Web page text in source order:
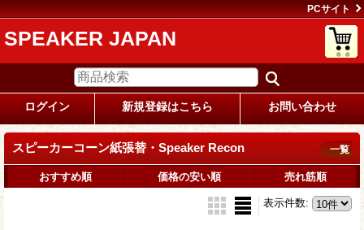
PCサイト
SPEAKER JAPAN
ログイン 新規登録はこちら お問い合わせ
スピーカーコーン紙張替・Speaker Recon 一覧
おすすめ順 価格の安い順 売れ筋順
表示件数: